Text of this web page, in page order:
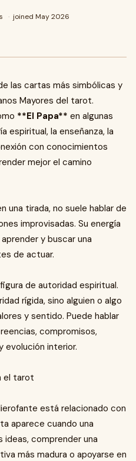
· joined May 2026
las cartas más simbólicas y
Mayores del tarot.
**El Papa** en algunas
espiritual, la enseñanza, la
con conocimientos
mejor el camino
una tirada, no suele hablar de
improvisadas. Su energía
y buscar una
de actuar.
de autoridad espiritual.
rígida, sino alguien o algo
y sentido. Puede hablar
compromisos,
evolución interior.
el tarot
está relacionado con
aparece cuando una
comprender una
más madura o apoyarse en